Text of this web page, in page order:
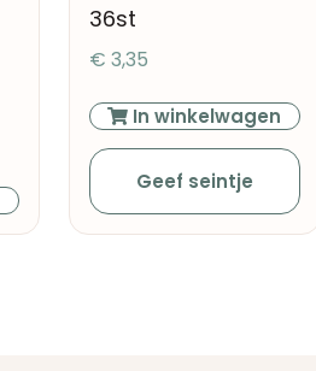
36st
€ 3,35
In winkelwagen
Geef seintje